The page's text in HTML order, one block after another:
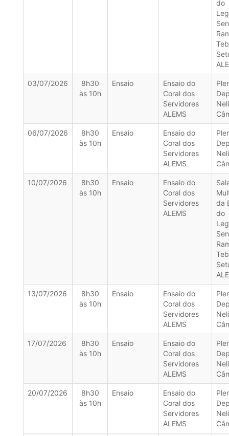
do
03/07/2026
8h30
às 10h
Ensaio
Ensaio do
Coral dos
Servidores
ALEMS
06/07/2026
8h30
às 10h
Ensaio
Ensaio do
Coral dos
Servidores
ALEMS
10/07/2026
8h30
às 10h
Ensaio
Ensaio do
Coral dos
Servidores
ALEMS
da
do
13/07/2026
8h30
às 10h
Ensaio
Ensaio do
Coral dos
Servidores
ALEMS
17/07/2026
8h30
às 10h
Ensaio
Ensaio do
Coral dos
Servidores
ALEMS
20/07/2026
8h30
às 10h
Ensaio
Ensaio do
Coral dos
Servidores
ALEMS